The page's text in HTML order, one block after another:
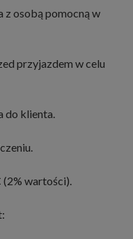
z osobą pomocną w
przyjazdem w celu
do klienta.
(2% wartości).